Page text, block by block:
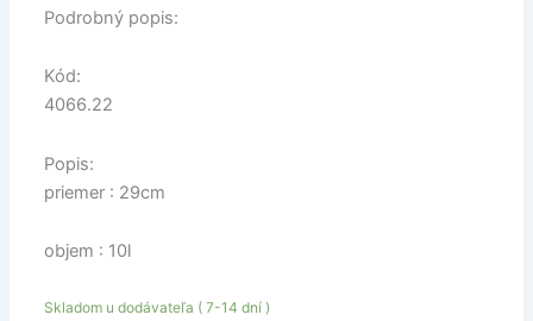
Podrobný popis:
Kód:
4066.22
Popis:
priemer : 29cm
objem : 10l
Skladom u dodávateľa ( 7-14 dní )